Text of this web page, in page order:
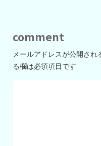
comment
メールアドレスが公開され
る欄は必須項目です